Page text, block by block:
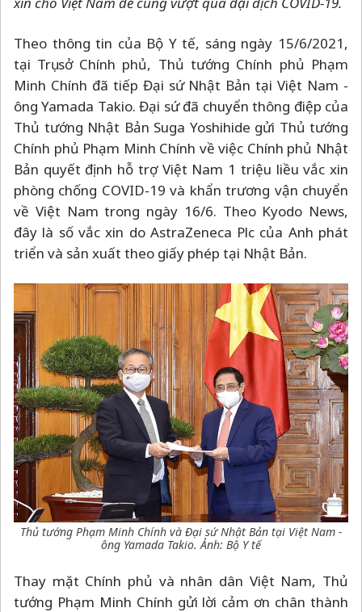
Theo thông tin của Bộ Y tế, sáng ngày 15/6/2021,
tại Trụ sở Chính phủ, Thủ tướng Chính phủ Phạm
Minh Chính đã tiếp Đại sứ Nhật Bản tại Việt Nam -
ông Yamada Takio. Đại sứ đã chuyển thông điệp của
Thủ tướng Nhật Bản Suga Yoshihide gửi Thủ tướng
Chính phủ Phạm Minh Chính về việc Chính phủ Nhật
Bản quyết định hỗ trợ Việt Nam 1 triệu liều vắc xin
phòng chống COVID-19 và khẩn trương vận chuyển
về Việt Nam trong ngày 16/6. Theo Kyodo News,
đây là số vắc xin do AstraZeneca Plc của Anh phát
triển và sản xuất theo giấy phép tại Nhật Bản.
Thủ tướng Phạm Minh Chính và Đại sứ Nhật Bản tại Việt Nam -
ông Yamada Takio. Ảnh: Bộ Y tế
Thay mặt Chính phủ và nhân dân Việt Nam, Thủ
tướng Phạm Minh Chính gửi lời cảm ơn chân thành